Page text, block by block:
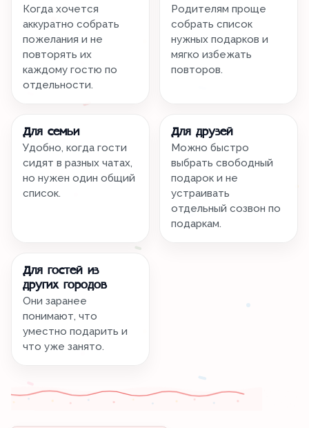
Когда хочется
аккуратно собрать
пожелания и не
повторять их
каждому гостю по
отдельности.
Родителям проще
собрать список
нужных подарков и
мягко избежать
повторов.
Для семьи
Удобно, когда гости
сидят в разных чатах,
но нужен один общий
список.
Для друзей
Можно быстро
выбрать свободный
подарок и не
устраивать
отдельный созвон по
подаркам.
Для гостей из
других городов
Они заранее
понимают, что
уместно подарить и
что уже занято.